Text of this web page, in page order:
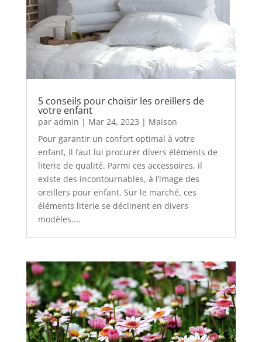
5 conseils pour choisir les oreillers de
votre enfant
par admin | Mar 24, 2023 | Maison
Pour garantir un confort optimal à votre
enfant, il faut lui procurer divers éléments de
literie de qualité. Parmi ces accessoires, il
existe des incontournables, à l’image des
oreillers pour enfant. Sur le marché, ces
éléments literie se déclinent en divers
modèles....